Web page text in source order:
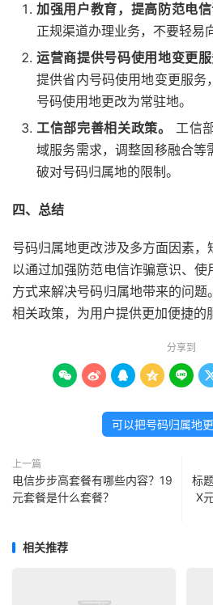
加强用户教育，提高防范电信
正规渠道办理业务，不要轻易
运营商提供号码使用地变更服
提供省内号码使用地变更服务
号码使用地更改为常驻地。
工信部完善相关政策。
工信
域服务需求，调整固移融合等
破对号码归属地的限制。
四、总结
号码归属地更改涉及多方面因素
以通过加强防范电信诈骗意识、
方式来解决号码归属地带来的问
相关政策，为用户提供更加便捷的
分享到
    
可以把号码归属地更
上一篇
电信步步高套餐有哪些内容？19
元套餐是什么套餐？
标
X
相关推荐